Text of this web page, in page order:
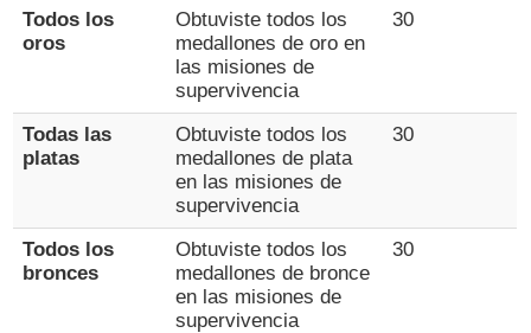
Todos los
oros
Obtuviste todos los
medallones de oro en
las misiones de
supervivencia
30
Todas las
platas
Obtuviste todos los
medallones de plata
en las misiones de
supervivencia
30
Todos los
bronces
Obtuviste todos los
medallones de bronce
en las misiones de
supervivencia
30